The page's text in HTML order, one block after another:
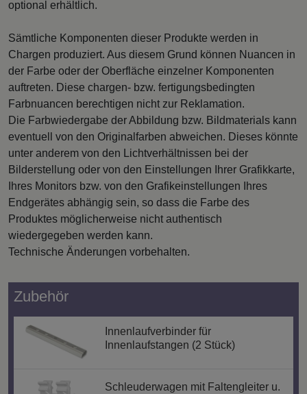
optional erhältlich.
Sämtliche Komponenten dieser Produkte werden in
Chargen produziert. Aus diesem Grund können Nuancen in
der Farbe oder der Oberfläche einzelner Komponenten
auftreten. Diese chargen- bzw. fertigungsbedingten
Farbnuancen berechtigen nicht zur Reklamation.
Die Farbwiedergabe der Abbildung bzw. Bildmaterials kann
eventuell von den Originalfarben abweichen. Dieses könnte
unter anderem von den Lichtverhältnissen bei der
Bilderstellung oder von den Einstellungen Ihrer Grafikkarte,
Ihres Monitors bzw. von den Grafikeinstellungen Ihres
Endgerätes abhängig sein, so dass die Farbe des
Produktes möglicherweise nicht authentisch
wiedergegeben werden kann.
Technische Änderungen vorbehalten.
Zubehör
Innenlaufverbinder für
Innenlaufstangen (2 Stück)
Schleuderwagen mit Faltengleiter u.